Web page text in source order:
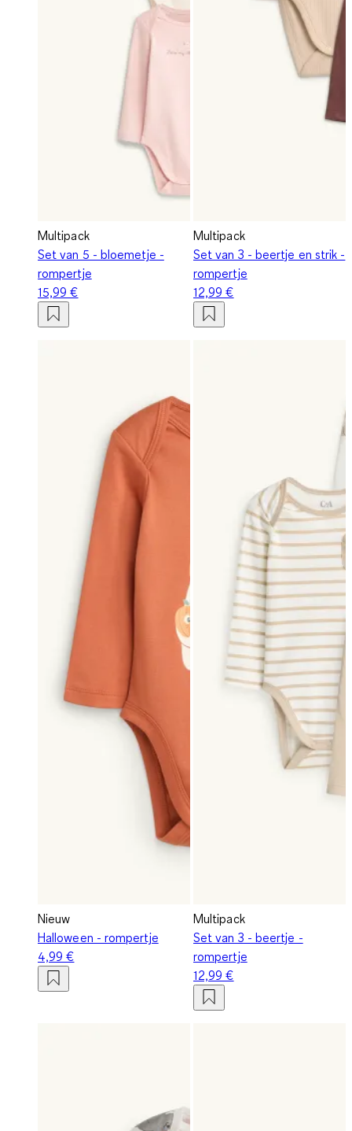
Multipack
Set van 5 - bloemetje -
rompertje
15,99 €
Multipack
Set van 3 - beertje en strik -
rompertje
12,99 €
Nieuw
Halloween - rompertje
4,99 €
Multipack
Set van 3 - beertje -
rompertje
12,99 €